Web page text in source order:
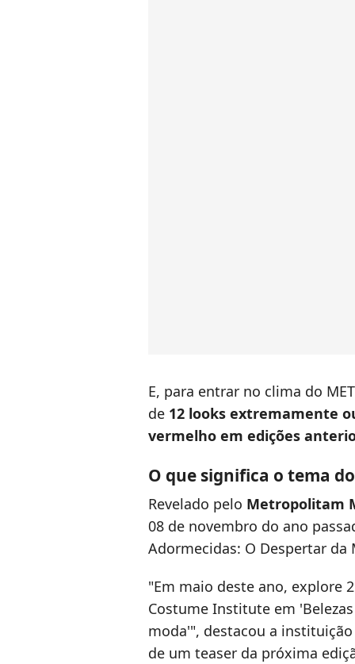
E, para entrar no clima do
de 12 looks extremamente
vermelho em edições
O que significa o tema do
Revelado pelo Metropolitam
08 de novembro do ano
Adormecidas: O Despertar da
"Em maio deste ano, explore
Costume Institute em
moda'", destacou a
de um teaser da próxima